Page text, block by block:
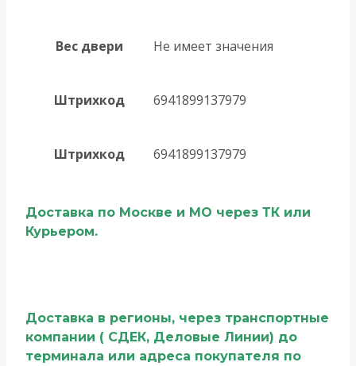
Вес двери Не имеет значения
Штрихкод 6941899137979
Штрихкод 6941899137979
Доставка по Москве и МО через ТК или
Курьером.
Доставка в регионы, через транспортные
компании ( СДЕК, Деловые Линии) до
терминала или адреса покупателя по